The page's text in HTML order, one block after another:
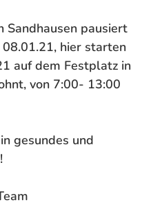
Sandhausen pausiert
hier starten
auf dem Festplatz in
von 7:00- 13:00
gesundes und